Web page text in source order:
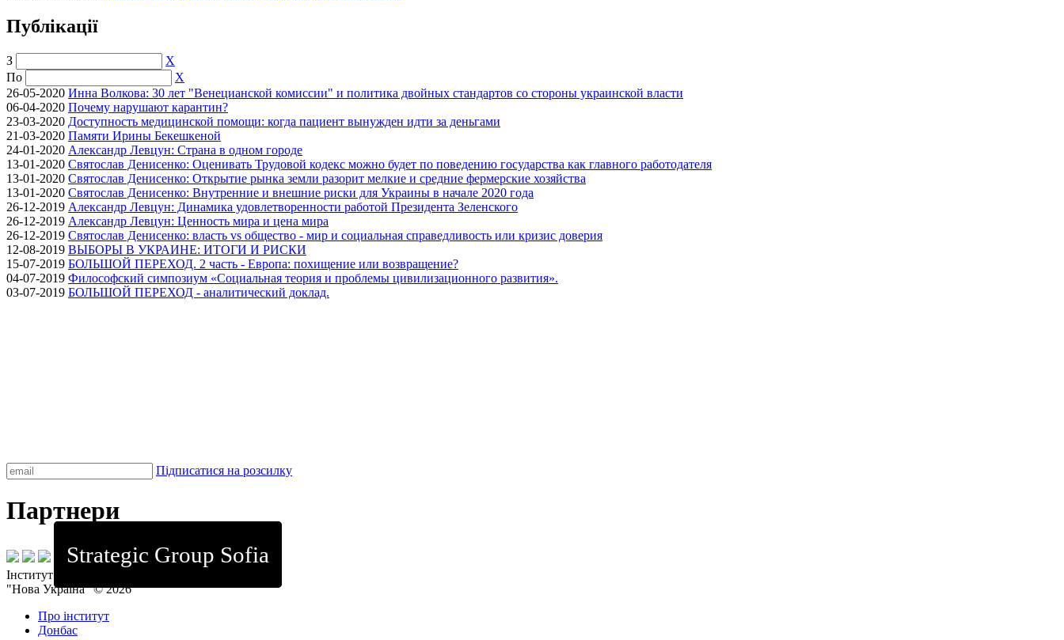
Публікації
З
X
По
X
26-05-2020 Инна Волкова: 30 лет "Венецианской комиссии" и политика двойных стандартов со стороны украинской власти
06-04-2020 Почему нарушают карантин?
23-03-2020 Доступность медицинской помощи: когда пациент вынужден идти за деньгами
21-03-2020 Памяти Ирины Бекешкеной
24-01-2020 Александр Левцун: Страна в одном городе
13-01-2020 Святослав Денисенко: Оценивать Трудовой кодекс можно будет по поведению государства как главного работодателя
13-01-2020 Святослав Денисенко: Открытие рынка земли разорит мелкие и средние фермерские хозяйства
13-01-2020 Святослав Денисенко: Внутренние и внешние риски для Украины в начале 2020 года
26-12-2019 Александр Левцун: Динамика удовлетворенности работой Президента Зеленского
26-12-2019 Александр Левцун: Ценность мира и цена мира
26-12-2019 Святослав Денисенко: власть vs общество - мир и социальная справедливость или кризис доверия
12-08-2019 ВЫБОРЫ В УКРАИНЕ: ИТОГИ И РИСКИ
15-07-2019 БОЛЬШОЙ ПЕРЕХОД. 2 часть - Европа: похищение или возвращение?
04-07-2019 Философский симпозиум «Социальная теория и проблемы цивилизационного развития».
03-07-2019 БОЛЬШОЙ ПЕРЕХОД - аналитический доклад.
Підписатися на розсилку
Партнери
Strategic Group Sofia
Інститут стратегічних досліджень
"Нова Україна" © 2026
Про інститут
Донбас